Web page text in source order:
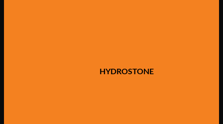
HYDROSTONE